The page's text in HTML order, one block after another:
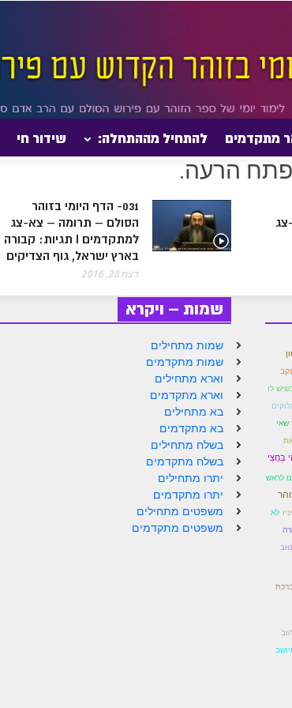
מתקדמים להתחיל מההתחלה: שידור חי
031- הדף היומי בזוהר
הסולם – תרומה – צא-צג
למתקדמים I תגיות: קבורה
בארץ ישראל, גוף הצדיקים
דצמ 28, 2016
שמות – ויקרא
שמות מתחילים
שמות מתקדמים
וארא מתחילים
וארא מתקדמים
בא מתחילים
בא מתקדמים
בשלח מתחילים
בשלח מתקדמים
יתרו מתחילים
יתרו מתקדמים
משפטים מתחילים
משפטים מתקדמים
לו
שאי
בַּחֲצִי
לראש
לֹא